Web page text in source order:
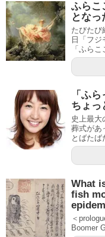
ふらこ
となっ
たびたび
日「フ
「ふら
「ふ
ちょっ
史上最大
葬式があ
とばたば
What
fish
＜
Boomer